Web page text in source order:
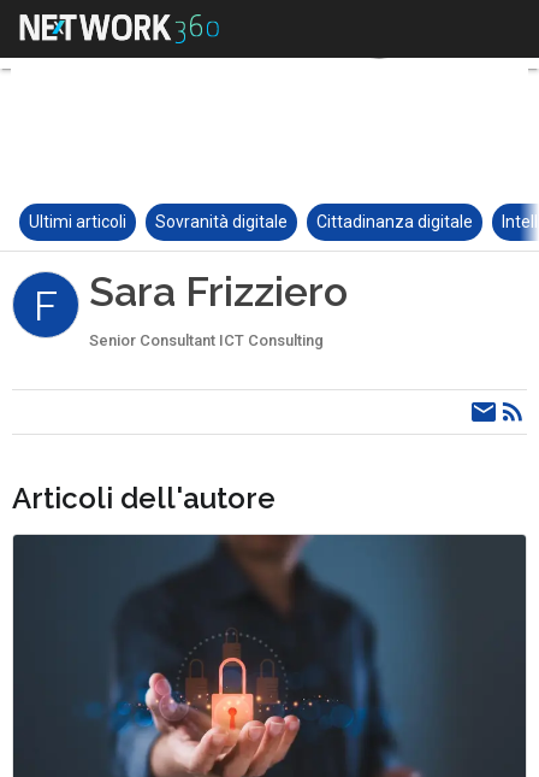
Ultimi articoli Sovranità digitale Cittadinanza digitale
F Sara Frizziero
Senior Consultant ICT Consulting
Articoli dell'autore